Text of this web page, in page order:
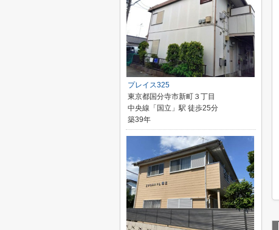
プレイス325
東京都国分寺市新町３丁目
中央線「国立」駅 徒歩25分
築39年